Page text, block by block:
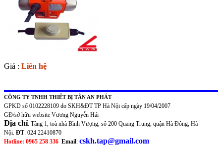
Giá : Liên hệ
CÔNG TY TNHH THIẾT BỊ TÂN AN PHÁT
GPKD số 0102228109 do SKH&ĐT TP Hà Nội cấp ngày 19/04/2007
GĐ/sở hữu website Vương Nguyễn Hải
Địa chỉ: Tầng 1, toà nhà Bình Vượng, số 200 Quang Trung, quận Hà Đông, Hà
Nội. ĐT: 024 22410870
Hotline: 0965 258 336 Email: cskh.tap@gmail.com